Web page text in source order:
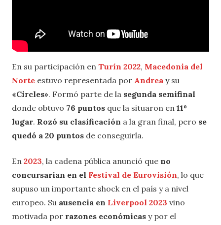
En su participación en Turín 2022, Macedonia del
Norte estuvo representada por Andrea y su
«Circles». Formó parte de la segunda semifinal
donde obtuvo 76 puntos que la situaron en 11º
lugar. Rozó su clasificación a la gran final, pero se
quedó a 20 puntos de conseguirla.
En 2023, la cadena pública anunció que no
concursarían en el Festival de Eurovisión, lo que
supuso un importante shock en el país y a nivel
europeo. Su ausencia en Liverpool 2023 vino
motivada por razones económicas y por el